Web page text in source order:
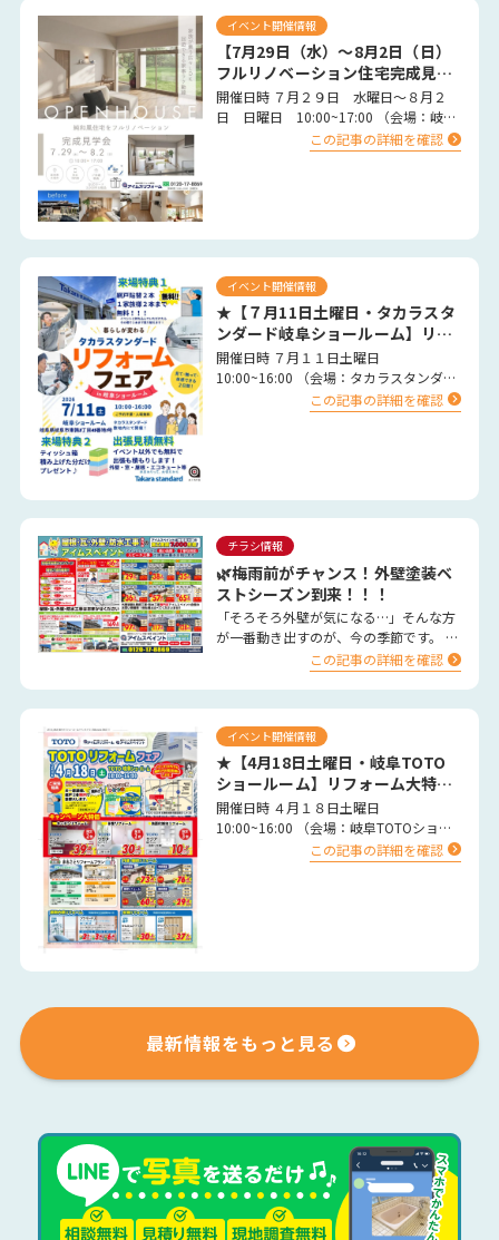
イベント開催情報
【7月29日（水）～8月2日（日）
フルリノベーション住宅完成見学
会の開催】
開催日時 ７月２９日 水曜日～８月２
日 日曜日 10:00~17:00 （会場：岐阜
県大垣市） 完全予約制 …
この記事の詳細を確認
イベント開催情報
★【７月11日土曜日・タカラスタ
ンダード岐阜ショールーム】リフ
ォーム大特価 イベント開催決定
★
開催日時 ７月１１日土曜日
10:00~16:00 （会場：タカラスタンダー
ド岐阜ショールーム） …
この記事の詳細を確認
チラシ情報
🌿梅雨前がチャンス！外壁塗装ベ
ストシーズン到来！！！
「そろそろ外壁が気になる…」そんな方
が一番動き出すのが、今の季節です。 春
は気温や湿度が安定し、塗料がしっかり
乾燥するため、外壁塗装…
この記事の詳細を確認
イベント開催情報
★【4月18日土曜日・岐阜TOTO
ショールーム】リフォーム大特
価 イベント★
開催日時 ４月１８日土曜日
10:00~16:00 （会場：岐阜TOTOショー
この記事の詳細を確認
最新情報をもっと見る